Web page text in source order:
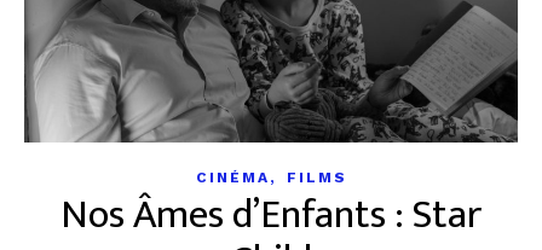
CINÉMA , FILMS
Nos Âmes d’Enfants : Star